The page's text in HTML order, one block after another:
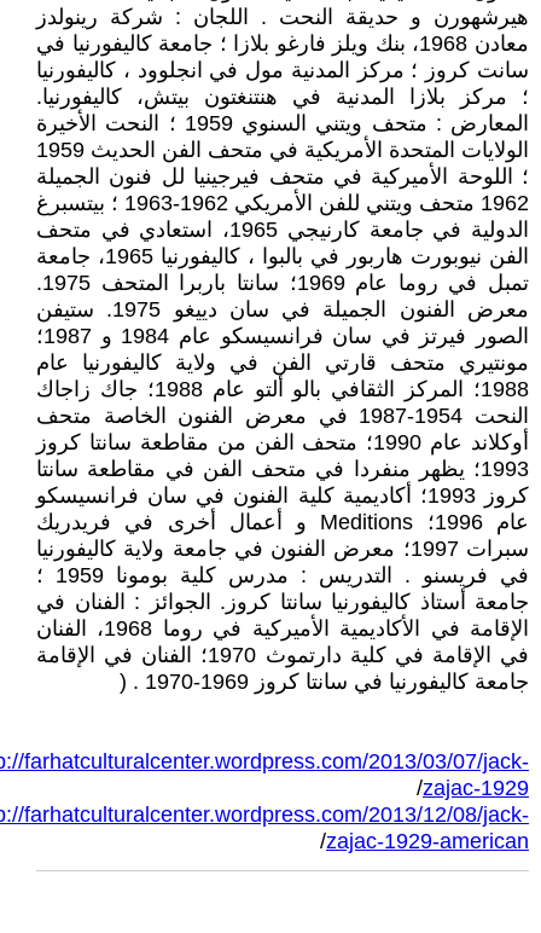
هيرشهورن و حديقة النحت . اللجان : شركة رينولدز
معادن 1968، بنك ويلز فارغو بلازا ؛ جامعة كاليفورنيا في
سانت كروز ؛ مركز المدنية مول في انجلوود ، كاليفورنيا
؛ مركز بلازا المدنية في هنتنغتون بيتش، كاليفورنيا.
المعارض : متحف ويتني السنوي 1959 ؛ النحت الأخيرة
الولايات المتحدة الأمريكية في متحف الفن الحديث 1959
؛ اللوحة الأميركية في متحف فيرجينيا لل فنون الجميلة
1962 متحف ويتني للفن الأمريكي 1962-1963 ؛ بيتسبرغ
الدولية في جامعة كارنيجي 1965، استعادي في متحف
الفن نيوبورت هاربور في بالبوا ، كاليفورنيا 1965، جامعة
تمبل في روما عام 1969؛ سانتا باربرا المتحف 1975.
معرض الفنون الجميلة في سان دييغو 1975. ستيفن
الصور فيرتز في سان فرانسيسكو عام 1984 و 1987؛
مونتيري متحف قارتي الفن في ولاية كاليفورنيا عام
1988؛ المركز الثقافي بالو ألتو عام 1988؛ جاك زاجاك
النحت 1954-1987 في معرض الفنون الخاصة متحف
أوكلاند عام 1990؛ متحف الفن من مقاطعة سانتا كروز
1993؛ يظهر منفردا في متحف الفن في مقاطعة سانتا
كروز 1993؛ أكاديمية كلية الفنون في سان فرانسيسكو
عام 1996؛ Meditions و أعمال أخرى في فريدريك
سبرات 1997؛ معرض الفنون في جامعة ولاية كاليفورنيا
في فريسنو . التدريس : مدرس كلية بومونا 1959 ؛
جامعة أستاذ كاليفورنيا سانتا كروز. الجوائز : الفنان في
الإقامة في الأكاديمية الأميركية في روما 1968، الفنان
في الإقامة في كلية دارتموث 1970؛ الفنان في الإقامة
جامعة كاليفورنيا في سانتا كروز 1969-1970 . (
farhatculturalcenter.wordpress.com/2013/03/07/jack-
zajac-1929
/
farhatculturalcenter.wordpress.com/2013/12/08/jack-
zajac-1929-american
/